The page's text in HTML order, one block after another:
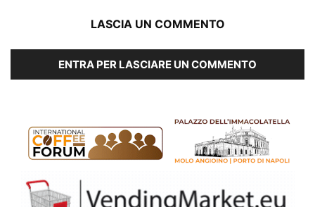
LASCIA UN COMMENTO
ENTRA PER LASCIARE UN COMMENTO